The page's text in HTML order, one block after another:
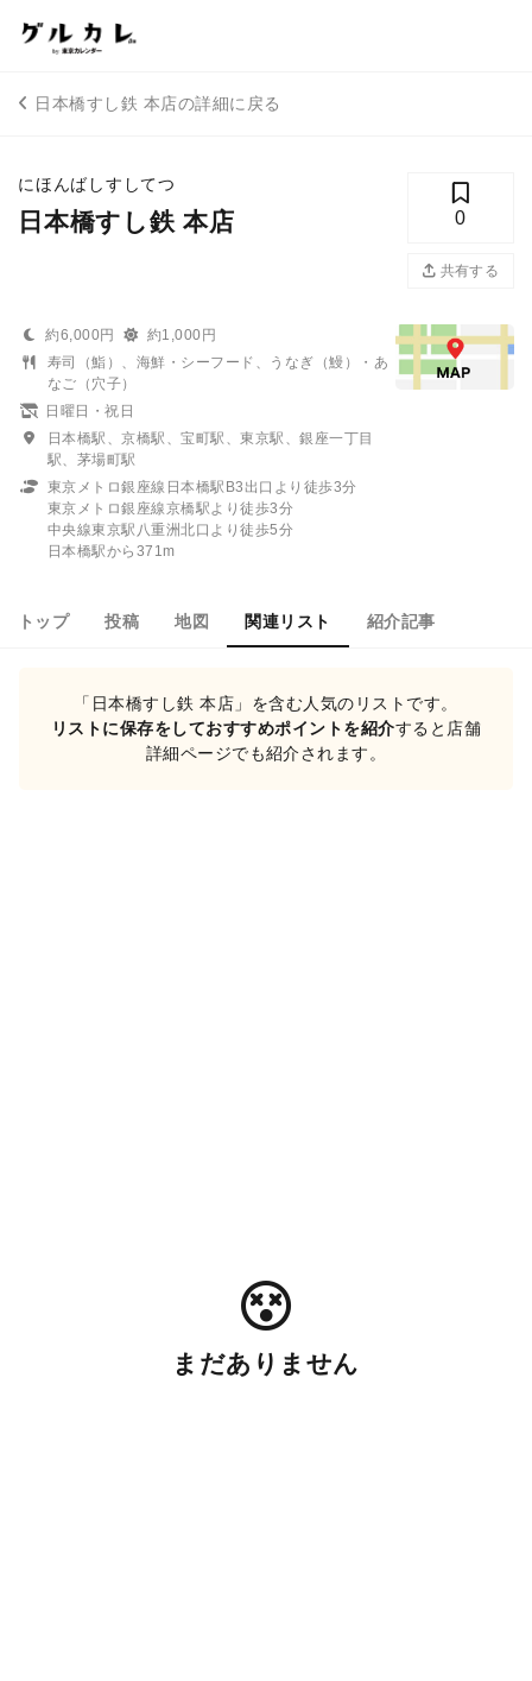
日本橋すし鉄 本店の詳細に戻る
にほんばしすしてつ
日本橋すし鉄 本店 0
共有する
約6,000円
約1,000円
寿司（鮨）、海鮮・シーフード、うなぎ（鰻）・あ
なご（穴子）
日曜日・祝日
日本橋駅、京橋駅、宝町駅、東京駅、銀座一丁目
駅、茅場町駅
東京メトロ銀座線日本橋駅B3出口より徒歩3分
東京メトロ銀座線京橋駅より徒歩3分
中央線東京駅八重洲北口より徒歩5分
日本橋駅から371m
トップ 投稿 地図 関連リスト 紹介記事
「日本橋すし鉄 本店」を含む人気のリストです。
リストに保存をしておすすめポイントを紹介すると店舗
詳細ページでも紹介されます。
まだありません